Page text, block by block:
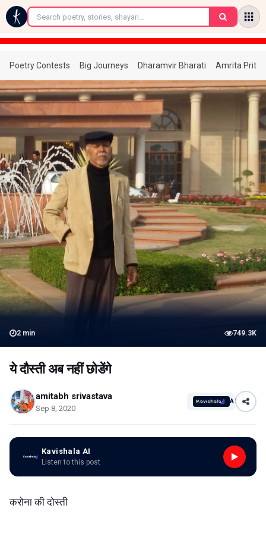
←
Poetry Contests Big Journeys Dharamvir Bharati Amrita
2 min 749.3K
ये दौस्ती अब नहीं छोडेंगे
amitabh srivastava
Sep 8, 2020
AI
Kavishala AI
Listen to this post
करोना की दोस्ती